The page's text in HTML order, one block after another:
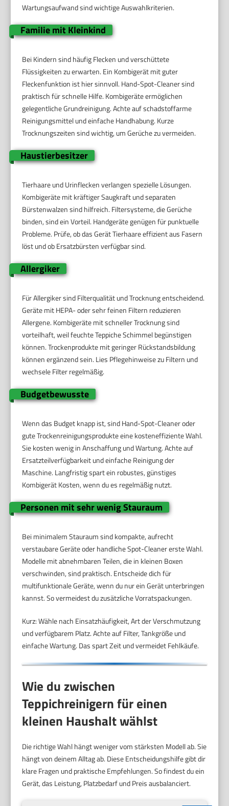
Wartungsaufwand sind wichtige Auswahlkriterien.
Familie mit Kleinkind
Bei Kindern sind häufig Flecken und verschüttete
Flüssigkeiten zu erwarten. Ein Kombigerät mit guter
Fleckenfunktion ist hier sinnvoll. Hand-Spot-Cleaner sind
praktisch für schnelle Hilfe. Kombigeräte ermöglichen
gelegentliche Grundreinigung. Achte auf schadstoffarme
Reinigungsmittel und einfache Handhabung. Kurze
Trocknungszeiten sind wichtig, um Gerüche zu vermeiden.
Haustierbesitzer
Tierhaare und Urinflecken verlangen spezielle Lösungen.
Kombigeräte mit kräftiger Saugkraft und separaten
Bürstenwalzen sind hilfreich. Filtersysteme, die Gerüche
binden, sind ein Vorteil. Handgeräte genügen für punktuelle
Probleme. Prüfe, ob das Gerät Tierhaare effizient aus Fasern
löst und ob Ersatzbürsten verfügbar sind.
Allergiker
Für Allergiker sind Filterqualität und Trocknung entscheidend.
Geräte mit HEPA- oder sehr feinen Filtern reduzieren
Allergene. Kombigeräte mit schneller Trocknung sind
vorteilhaft, weil feuchte Teppiche Schimmel begünstigen
können. Trockenprodukte mit geringer Rückstandsbildung
können ergänzend sein. Lies Pflegehinweise zu Filtern und
wechsele Filter regelmäßig.
Budgetbewusste
Wenn das Budget knapp ist, sind Hand-Spot-Cleaner oder
gute Trockenreinigungsprodukte eine kosteneffiziente Wahl.
Sie kosten wenig in Anschaffung und Wartung. Achte auf
Ersatzteilverfügbarkeit und einfache Reinigung der
Maschine. Langfristig spart ein robustes, günstiges
Kombigerät Kosten, wenn du es regelmäßig nutzt.
Personen mit sehr wenig Stauraum
Bei minimalem Stauraum sind kompakte, aufrecht
verstaubare Geräte oder handliche Spot-Cleaner erste Wahl.
Modelle mit abnehmbaren Teilen, die in kleinen Boxen
verschwinden, sind praktisch. Entscheide dich für
multifunktionale Geräte, wenn du nur ein Gerät unterbringen
kannst. So vermeidest du zusätzliche Vorratspackungen.
Kurz: Wähle nach Einsatzhäufigkeit, Art der Verschmutzung
und verfügbarem Platz. Achte auf Filter, Tankgröße und
einfache Wartung. Das spart Zeit und vermeidet Fehlkäufe.
Wie du zwischen
Teppichreinigern für einen
kleinen Haushalt wählst
Die richtige Wahl hängt weniger vom stärksten Modell ab. Sie
hängt von deinem Alltag ab. Diese Entscheidungshilfe gibt dir
klare Fragen und praktische Empfehlungen. So findest du ein
Gerät, das Leistung, Platzbedarf und Preis ausbalanciert.